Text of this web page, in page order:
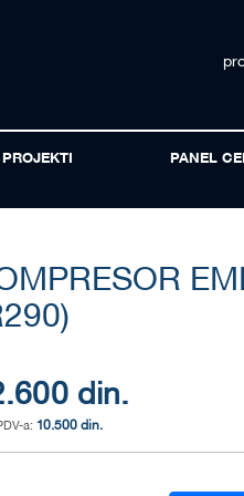
PROJEKTI PANEL
din.
10.500 din.